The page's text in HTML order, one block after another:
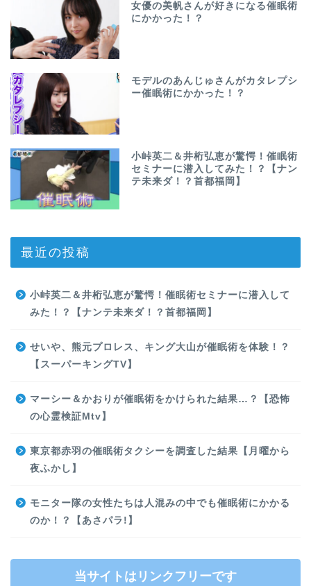
女優の美帆さんが好きになる催眠術
にかかった！？
モデルのあんじゅさんがカタレプシ
ー催眠術にかかった！？
小峠英二＆井桁弘恵が驚愕！催眠術
セミナーに潜入してみた！？【ナン
テ未来ダ！？首都福岡】
最近の投稿
小峠英二＆井桁弘恵が驚愕！催眠術セミナーに潜入して
みた！？【ナンテ未来ダ！？首都福岡】
せいや、熊元プロレス、キング大山が催眠術を体験！？
【スーパーキングTV】
マーシー＆かおりが催眠術をかけられた結果…？【恐怖
の心霊検証Mtv】
東京都赤羽の催眠術タクシーを調査した結果【月曜から
夜ふかし】
モニター隊の女性たちは人混みの中でも催眠術にかかる
のか！？【あさパラ!】
当サイトはリンクフリーです